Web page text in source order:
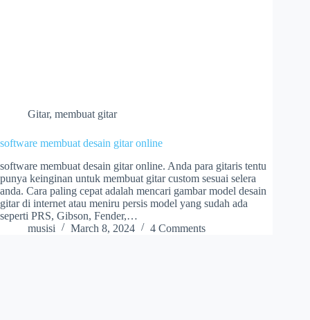
Gitar, membuat gitar
software membuat desain gitar online
software membuat desain gitar online. Anda para gitaris tentu
punya keinginan untuk membuat gitar custom sesuai selera
anda. Cara paling cepat adalah mencari gambar model desain
gitar di internet atau meniru persis model yang sudah ada
seperti PRS, Gibson, Fender,…
musisi
March 8, 2024 4 Comments